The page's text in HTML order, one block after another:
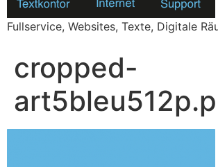
Fullservice, Websites, Texte, Digitale
cropped-